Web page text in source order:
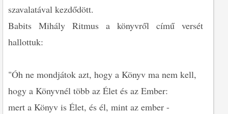
szavalatával kezdődött.
Babits Mihály Ritmus a könyvről című versét
hallottuk:
"Óh ne mondjátok azt, hogy a Könyv ma nem kell,
hogy a Könyvnél több az Élet és az Ember:
mert a Könyv is Élet, és él, mint az ember -